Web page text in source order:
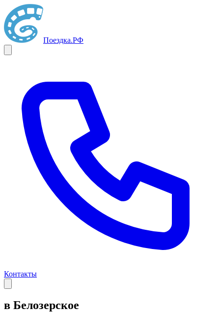
Поездка.РФ
Контакты
в Белозерское